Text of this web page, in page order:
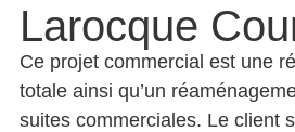
Larocque
Ce projet commercial est une
totale ainsi qu’un
suites commerciales. Le client